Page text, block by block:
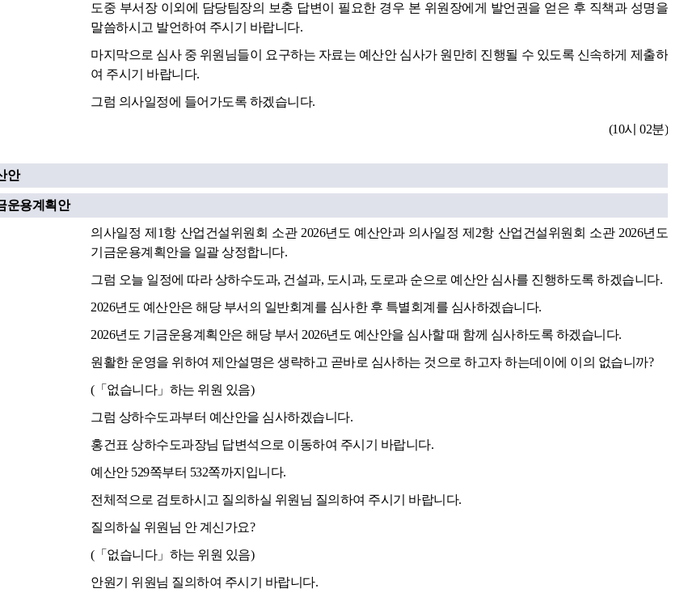
도중 부서장 이외에 담당팀장의 보충 답변이 필요한 경우 본 위원장에게 발언권을 얻은 후 직책과 성명을
말씀하시고 발언하여 주시기 바랍니다.
마지막으로 심사 중 위원님들이 요구하는 자료는 예산안 심사가 원만히 진행될 수 있도록 신속하게 제출하
여 주시기 바랍니다.
그럼 의사일정에 들어가도록 하겠습니다.
(10시 02분)
안
운용계획안
의사일정 제1항 산업건설위원회 소관 2026년도 예산안과 의사일정 제2항 산업건설위원회 소관 2026년도
기금운용계획안을 일괄 상정합니다.
그럼 오늘 일정에 따라 상하수도과, 건설과, 도시과, 도로과 순으로 예산안 심사를 진행하도록 하겠습니다.
2026년도 예산안은 해당 부서의 일반회계를 심사한 후 특별회계를 심사하겠습니다.
2026년도 기금운용계획안은 해당 부서 2026년도 예산안을 심사할 때 함께 심사하도록 하겠습니다.
원활한 운영을 위하여 제안설명은 생략하고 곧바로 심사하는 것으로 하고자 하는데이에 이의 없습니까?
(「없습니다」하는 위원 있음)
그럼 상하수도과부터 예산안을 심사하겠습니다.
홍건표 상하수도과장님 답변석으로 이동하여 주시기 바랍니다.
예산안 529쪽부터 532쪽까지입니다.
전체적으로 검토하시고 질의하실 위원님 질의하여 주시기 바랍니다.
질의하실 위원님 안 계신가요?
(「없습니다」하는 위원 있음)
안원기 위원님 질의하여 주시기 바랍니다.